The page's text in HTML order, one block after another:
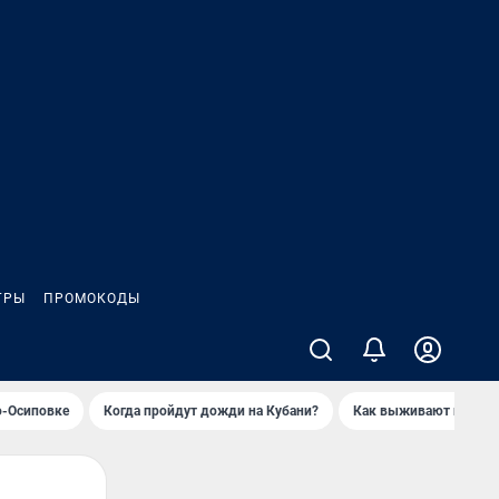
ПРОМОКОДЫ
Осиповке Когда пройдут дожди на Кубани? Как выживают